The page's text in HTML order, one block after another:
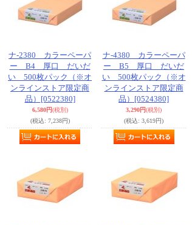
ナ-2380 カラーペーパ
ー B4 厚口 だいだ
い 500枚パック（※オ
ンラインストア限定商
品） [0522380]
6,580円(税別)
(税込: 7,238円)
ナ-4380 カラーペーパ
ー B5 厚口 だいだ
い 500枚パック（※オ
ンラインストア限定商
品） [0524380]
3,290円(税別)
(税込: 3,619円)